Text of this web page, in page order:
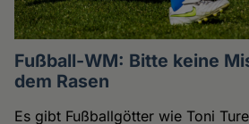
Fußball-WM: Bitte keine
dem Rasen
Es gibt Fußballgötter wie Toni